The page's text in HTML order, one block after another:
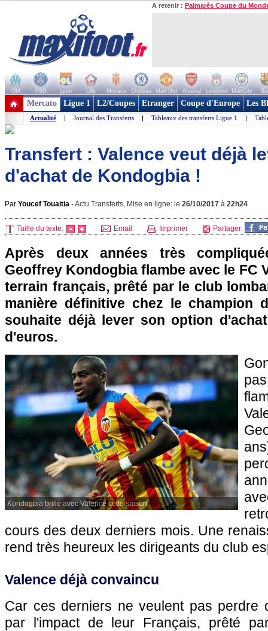
A retenir : Palmarès Coupe du
OM PSG Lyon Lille Monaco Chelsea Man Utd Arsenal Liverpool ManCity
+ de clubs
Mercato Ligue 1 L2/Coupes Etranger Coupe d'Europe Les
Actualité | Journal des Transferts | Tableaux des transferts Ligue 1 |
Transfert : Valence veut déjà
d'achat de Kondogbia !
Par Youcef Touaitia -Actu Transferts, Mise en ligne: le 26/10/2017 à 22h24
Taille du texte: Email Imprimer Partager:
Après deux années très
Geoffrey Kondogbia flambe avec le FC
terrain français, prêté par le club
manière définitive chez le champion
souhaite déjà lever son option
d'euros.
Kondogbia brille avec Valence cette saison.
cours des deux derniers mois. Une
rend très heureux les dirigeants du club
Valence déjà convaincu
Car ces derniers ne veulent pas perdre
par l'impact de leur Français, prêté